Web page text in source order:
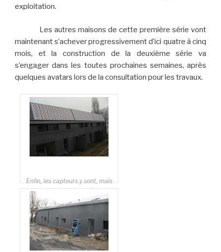
exploitation.
Les autres maisons de cette première série vont
maintenant s’achever progressivement d’ici quatre à cinq
mois, et la construction de la deuxième série va
s’engager dans les toutes prochaines semaines, après
quelques avatars lors de la consultation pour les travaux.
Enfin, les capteurs y sont, mais
pas encore en service.